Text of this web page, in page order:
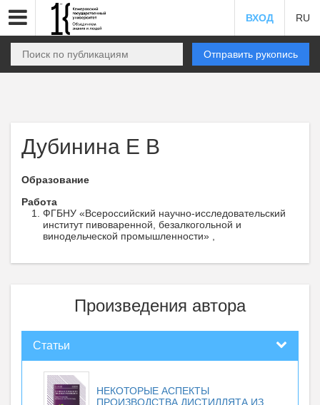
ВХОД RU
Отправить рукопись
Дубинина Е В
Образование
Работа
ФГБНУ «Всероссийский научно-исследовательский
институт пивоваренной, безалкогольной и
винодельческой промышленности» ,
Произведения автора
Статьи
НЕКОТОРЫЕ АСПЕКТЫ
ПРОИЗВОДСТВА ДИСТИЛЛЯТА ИЗ